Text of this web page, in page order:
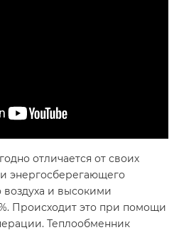
отличается от своих
энергосберегающего
и высокими
Происходит это при помощи
Теплообменник